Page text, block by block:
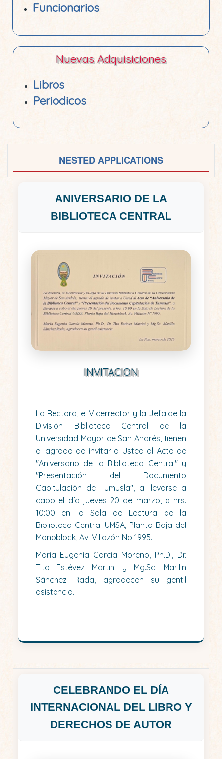
Funcionarios
Nuevas Adquisiciones
Libros
Periodicos
NESTED APPLICATIONS
ANIVERSARIO DE LA
BIBLIOTECA CENTRAL
INVITACION
La Rectora, el Vicerrector y la Jefa de la
División Biblioteca Central de la
Universidad Mayor de San Andrés, tienen
el agrado de invitar a Usted al Acto de
"Aniversario de la Biblioteca Central" y
"Presentación del Documento
Capitulación de Tumusla", a llevarse a
cabo el día jueves 20 de marzo, a hrs.
10:00 en la Sala de Lectura de la
Biblioteca Central UMSA, Planta Baja del
Monoblock, Av. Villazón No 1995.
María Eugenia García Moreno, Ph.D., Dr.
Tito Estévez Martini y Mg.Sc. Marilin
Sánchez Rada, agradecen su gentil
asistencia.
CELEBRANDO EL DÍA
INTERNACIONAL DEL LIBRO Y
DERECHOS DE AUTOR